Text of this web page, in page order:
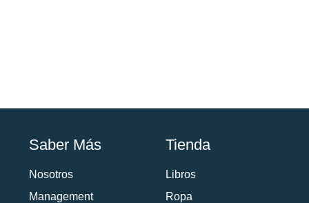
Saber Más
Nosotros
Management
Tienda
Libros
Ropa